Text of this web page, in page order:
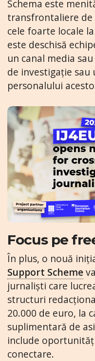
Schema este
transfrontaliere de
cele foarte locale
este deschisă
un canal media
de investigație sau
personalului
Focus pe
În plus, o nouă
Support Scheme
jurnaliști care
structuri
20.000 de euro, la
suplimentară de
include
conectare.